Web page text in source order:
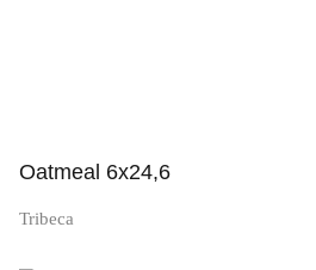
Oatmeal 6x24,6
Tribeca